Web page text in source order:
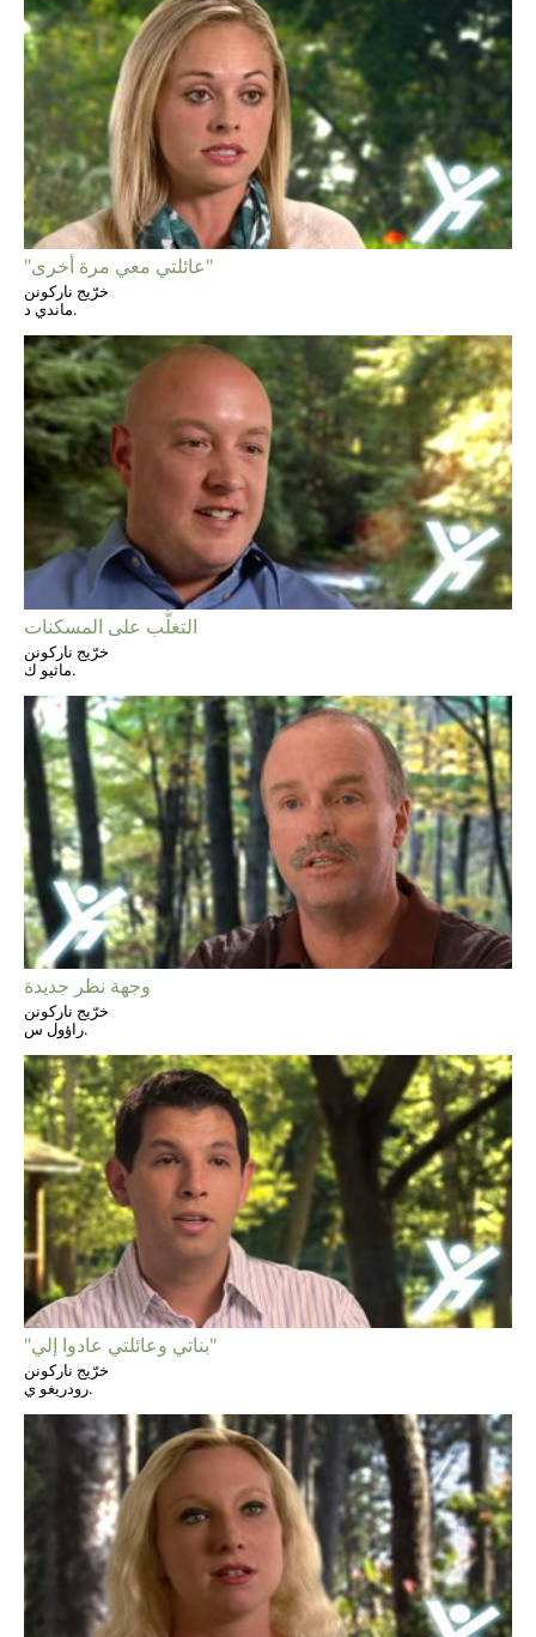
"عائلتي معي مرة أخرى"
خرّيج ناركونن
ماندي د.
التغلُّب على المسكنات
خرّيج ناركونن
ماثيو ك.
وجهة نظر جديدة
خرّيج ناركونن
راؤول س.
"بناتي وعائلتي عادوا إلي"
خرّيج ناركونن
رودريغو ي.